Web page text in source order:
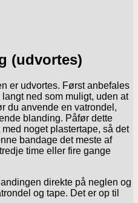
(udvortes)
er udvortes. Først anbefales
ned som muligt, uden at
du anvende en vatrondel,
blanding. Påfør dette
noget plastertape, så det
bandage det meste af
time eller fire gange
direkte på neglen og
og tape. Det er op til